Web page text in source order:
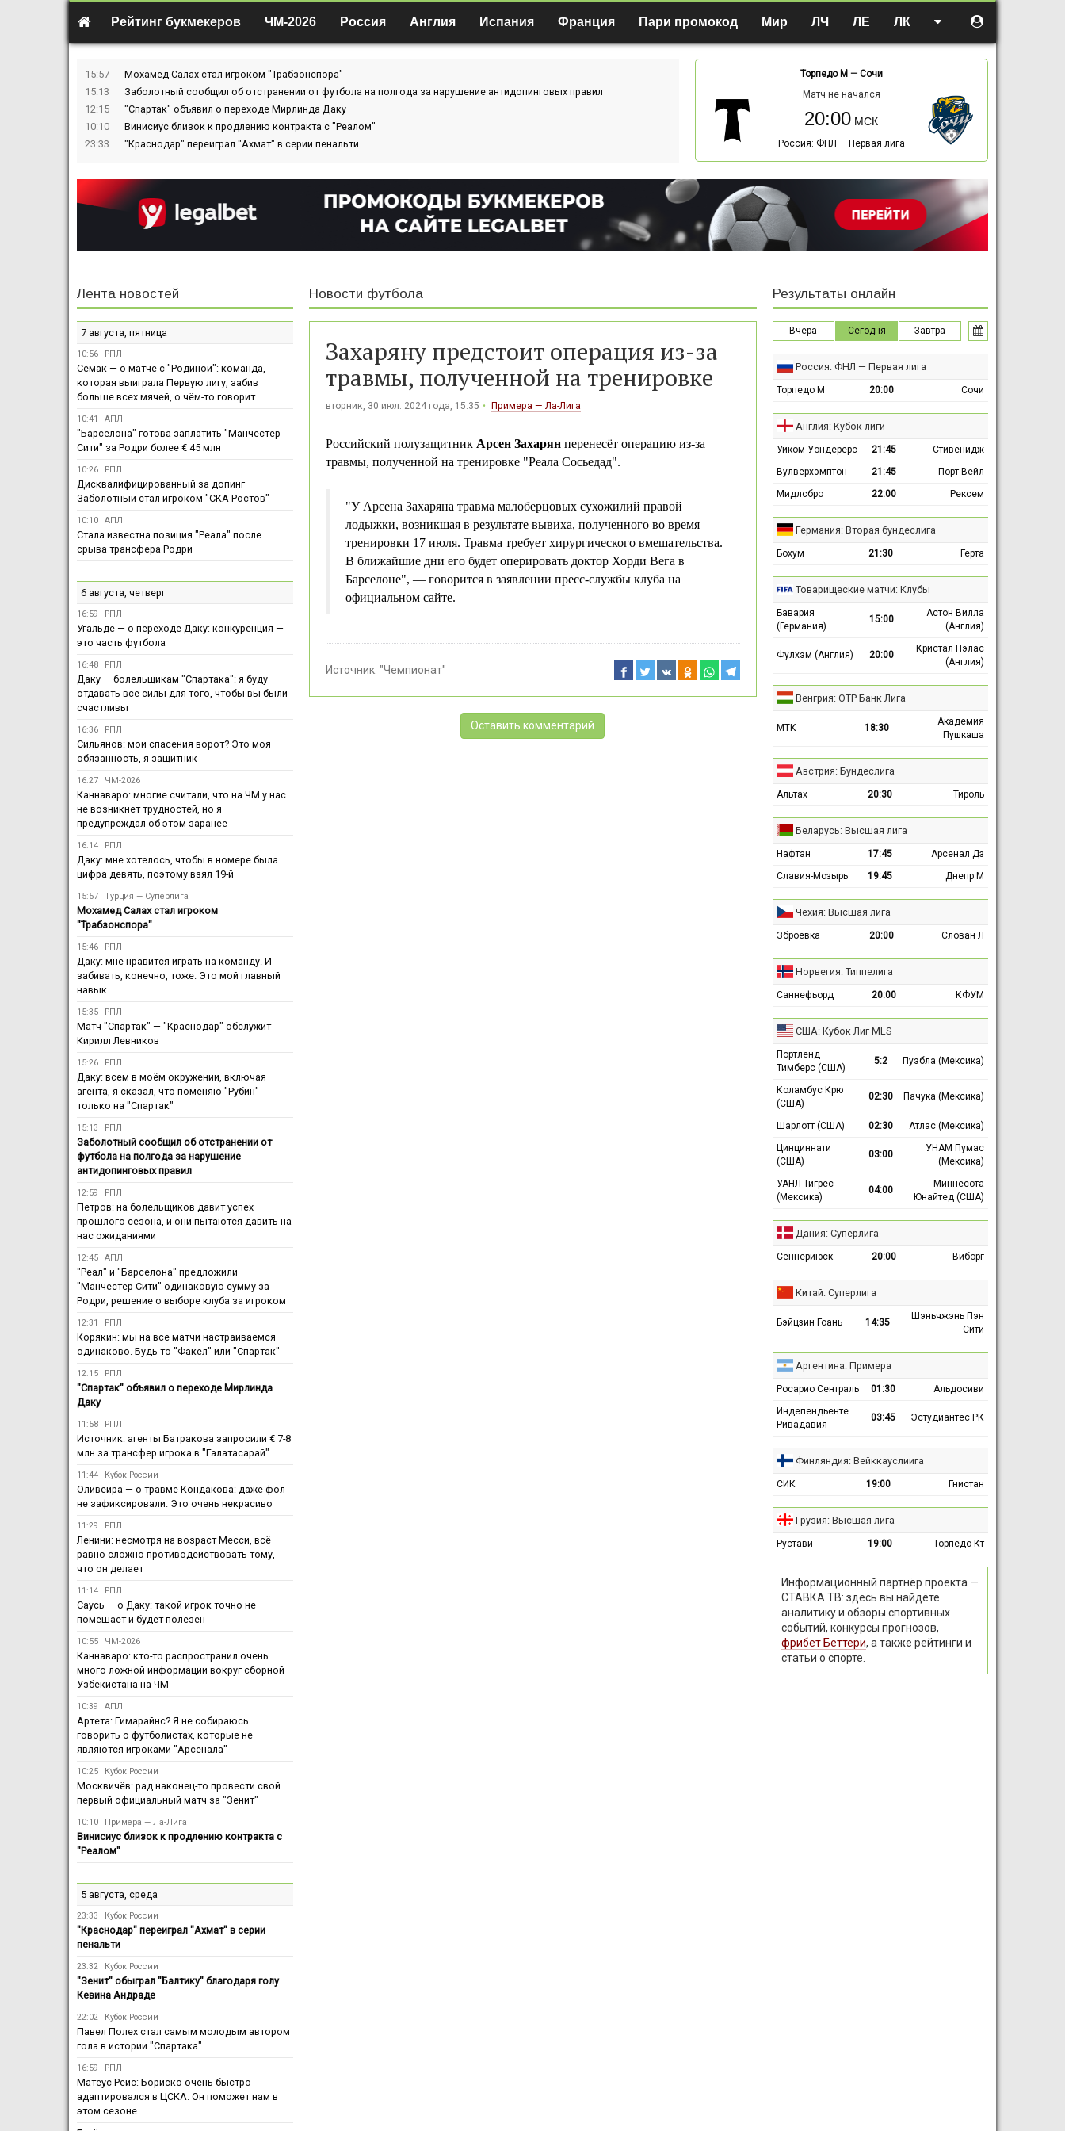
Рейтинг букмекеров ЧМ-2026 Россия Англия Испания Франция Пари промокод Мир ЛЧ ЛЕ ЛК
15:57
Мохамед Салах стал игроком "Трабзонспора"
15:13
Заболотный сообщил об отстранении от футбола на полгода за нарушение антидопинговых правил
12:15
"Спартак" объявил о переходе Мирлинда Даку
10:10
Винисиус близок к продлению контракта с "Реалом"
23:33
"Краснодар" переиграл "Ахмат" в серии пенальти
Торпедо М — Сочи
Матч не начался
20:00
Россия: ФНЛ — Первая лига
Новости футбола
Захаряну предстоит операция из-за
травмы, полученной на тренировке
вторник, 30 июл. 2024 года, 15:35 Примера — Ла-Лига
Российский полузащитник Арсен Захарянперенесёт операцию из-за
травмы, полученной на тренировке "Реала Сосьедад".
"У Арсена Захаряна травма малоберцовых сухожилий правой
лодыжки, возникшая в результате вывиха, полученного во время
тренировки 17 июля. Травма требует хирургического вмешательства.
В ближайшие дни его будет оперировать доктор Хорди Вега в
Барселоне", — говорится в заявлении пресс-службы клуба на
официальном сайте.
Источник: "Чемпионат"
Оставить комментарий
Лента новостей
7 августа, пятница
10:56 РПЛ
Семак — о матче с "Родиной": команда,
которая выиграла Первую лигу, забив
больше всех мячей, о чём-то говорит
10:41 АПЛ
"Барселона" готова заплатить "Манчестер
Сити" за Родри более € 45 млн
10:26 РПЛ
Дисквалифицированный за допинг
Заболотный стал игроком "СКА-Ростов"
10:10 АПЛ
Стала известна позиция "Реала" после
срыва трансфера Родри
6 августа, четверг
16:59 РПЛ
Угальде — о переходе Даку: конкуренция —
это часть футбола
16:48 РПЛ
Даку — болельщикам "Спартака": я буду
отдавать все силы для того, чтобы вы были
счастливы
16:36 РПЛ
Сильянов: мои спасения ворот? Это моя
обязанность, я защитник
16:27 ЧМ-2026
Каннаваро: многие считали, что на ЧМ у нас
не возникнет трудностей, но я
предупреждал об этом заранее
16:14 РПЛ
Даку: мне хотелось, чтобы в номере была
цифра девять, поэтому взял 19-й
15:57 Турция — Суперлига
Мохамед Салах стал игроком
"Трабзонспора"
15:46 РПЛ
Даку: мне нравится играть на команду. И
забивать, конечно, тоже. Это мой главный
навык
15:35 РПЛ
Матч "Спартак" — "Краснодар" обслужит
Кирилл Левников
15:26 РПЛ
Даку: всем в моём окружении, включая
агента, я сказал, что поменяю "Рубин"
только на "Спартак"
15:13 РПЛ
Заболотный сообщил об отстранении от
футбола на полгода за нарушение
антидопинговых правил
12:59 РПЛ
Петров: на болельщиков давит успех
прошлого сезона, и они пытаются давить на
нас ожиданиями
12:45 АПЛ
"Реал" и "Барселона" предложили
"Манчестер Сити" одинаковую сумму за
Родри, решение о выборе клуба за игроком
12:31 РПЛ
Корякин: мы на все матчи настраиваемся
одинаково. Будь то "Факел" или "Спартак"
12:15 РПЛ
"Спартак" объявил о переходе Мирлинда
Даку
11:58 РПЛ
Источник: агенты Батракова запросили € 7-8
млн за трансфер игрока в "Галатасарай"
11:44 Кубок России
Оливейра — о травме Кондакова: даже фол
не зафиксировали. Это очень некрасиво
11:29 РПЛ
Ленини: несмотря на возраст Месси, всё
равно сложно противодействовать тому,
что он делает
11:14 РПЛ
Саусь — о Даку: такой игрок точно не
помешает и будет полезен
10:55 ЧМ-2026
Каннаваро: кто-то распространил очень
много ложной информации вокруг сборной
Узбекистана на ЧМ
10:39 АПЛ
Артета: Гимарайнс? Я не собираюсь
говорить о футболистах, которые не
являются игроками "Арсенала"
10:25 Кубок России
Москвичёв: рад наконец-то провести свой
первый официальный матч за "Зенит"
10:10 Примера — Ла-Лига
Винисиус близок к продлению контракта с
"Реалом"
5 августа, среда
23:33 Кубок России
"Краснодар" переиграл "Ахмат" в серии
пенальти
23:32 Кубок России
"Зенит" обыграл "Балтику" благодаря голу
Кевина Андраде
22:02 Кубок России
Павел Полех стал самым молодым автором
гола в истории "Спартака"
16:59 РПЛ
Матеус Рейс: Бориско очень быстро
адаптировался в ЦСКА. Он поможет нам в
этом сезоне
Результаты онлайн
Вчера Сегодня Завтра
Россия: ФНЛ — Первая лига
Торпедо М 20:00 Сочи
Англия: Кубок лиги
Уиком Уондерерс 21:45
Стивенидж
Вулверхэмптон
21:45
Порт Вейл
Мидлсбро
22:00 Рексем
Германия: Вторая бундеслига
Бохум 21:30 Герта
Товарищеские матчи: Клубы
Бавария
(Германия)
15:00
Астон Вилла
(Англия)
Фулхэм (Англия) 20:00
Кристал Пэлас
(Англия)
Венгрия: ОТР Банк Лига
МТК 18:30
Академия
Пушкаша
Австрия: Бундеслига
Альтах 20:30 Тироль
Беларусь: Высшая лига
Нафтан 17:45
Арсенал Дз
Славия-Мозырь
19:45 Днепр М
Чехия: Высшая лига
Зброёвка 20:00 Слован Л
Норвегия: Типпелига
Саннефьорд 20:00 КФУМ
США: Кубок Лиг MLS
Портленд
Тимберс (США)
5:2 Пуэбла (Мексика)
Коламбус Крю
(США)
02:30 Пачука (Мексика)
Шарлотт (США) 02:30
Атлас (Мексика)
Цинциннати
(США)
03:00
УНАМ Пумас
(Мексика)
УАНЛ Тигрес
(Мексика)
04:00
Миннесота
Юнайтед (США)
Дания: Суперлига
Сённерйюск 20:00 Виборг
Китай: Суперлига
Бэйцзин Гоань 14:35
Шэньчжэнь Пэн
Сити
Аргентина: Примера
Росарио Сентраль 01:30
Альдосиви
Индепендьенте
Ривадавия
03:45 Эстудиантес РК
Финляндия: Вейккауслиига
СИК 19:00 Гнистан
Грузия: Высшая лига
Рустави 19:00 Торпедо Кт
Информационный партнёр проекта —
СТАВКА ТВ: здесь вы найдёте
аналитику и обзоры спортивных
событий, конкурсы прогнозов,
фрибет Беттери, а также рейтинги и
статьи о спорте.